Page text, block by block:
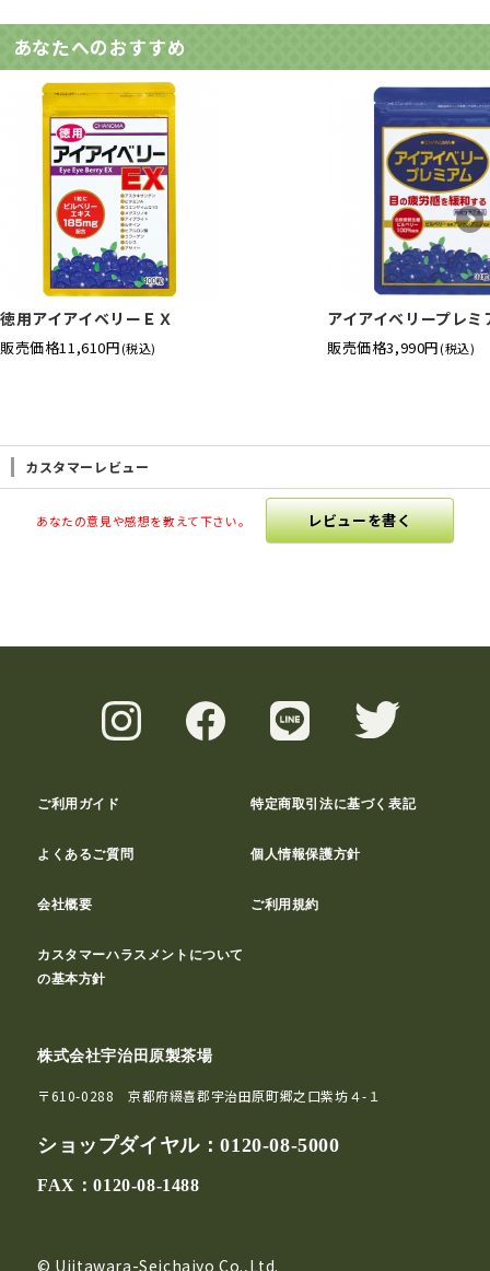
あなたへのおすすめ
徳用アイアイベリーＥＸ
販売価格11,610円(税込)
アイアイベリープレミ
販売価格3,990円(税込)
カスタマーレビュー
あなたの意見や感想を教えて下さい。 レビューを書く
ご利用ガイド 特定商取引法に基づく表記
よくあるご質問 個人情報保護方針
会社概要 ご利用規約
カスタマーハラスメントについて
の基本方針
株式会社宇治田原製茶場
〒610-0288 京都府綴喜郡宇治田原町郷之口紫坊４-１
ショップダイヤル：0120-08-5000
FAX：0120-08-1488
© Ujitawara-Seichajyo Co.,Ltd.